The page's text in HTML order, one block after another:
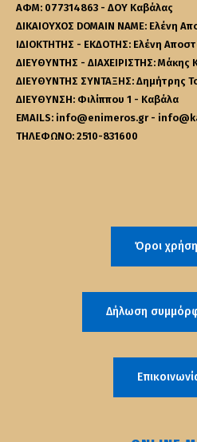
ΑΦΜ: 077314863 - ΔΟΥ Καβάλας
ΔΙΚΑΙΟΥΧΟΣ DOMAIN NAME: Ελένη
ΙΔΙΟΚΤΗΤΗΣ - ΕΚΔΟΤΗΣ: Ελένη
ΔΙΕΥΘΥΝΤΗΣ - ΔΙΑΧΕΙΡΙΣΤΗΣ: Μάκης
ΔΙΕΥΘΥΝΤΗΣ ΣΥΝΤΑΞΗΣ: Δημήτρης
ΔΙΕΥΘΥΝΣΗ: Φιλίππου 1 - Καβάλα
EMAILS: info@enimeros.gr -
ΤΗΛΕΦΩΝΟ: 2510-831600
Όροι
Δήλωση